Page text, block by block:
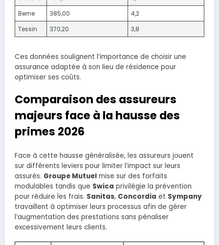
Berne
385,00
4,2
Tessin
370,20 3,8
Ces données soulignent l’importance de choisir une
assurance adaptée à son lieu de résidence pour
optimiser ses coûts.
Comparaison des assureurs
majeurs face à la hausse des
primes 2026
Face à cette hausse généralisée, les assureurs jouent
sur différents leviers pour limiter l’impact sur leurs
assurés. Groupe Mutuel mise sur des forfaits
modulables tandis que Swica privilégie la prévention
pour réduire les frais. Sanitas, Concordia et Sympany
travaillent à optimiser leurs processus afin de gérer
l’augmentation des prestations sans pénaliser
excessivement leurs clients.